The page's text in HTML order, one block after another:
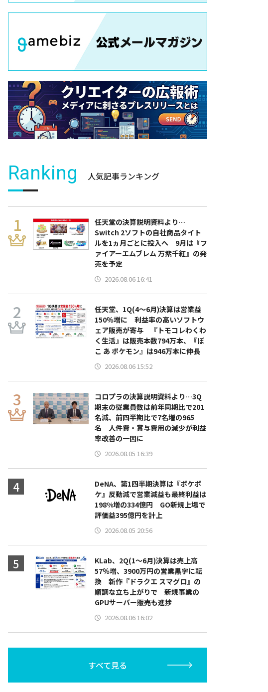
Ranking 人気記事ランキング
任天堂の決算説明資料より…
Switch 2ソフトの自社商品タイト
ルを1ヵ月ごとに投入へ 9月は『フ
ァイアーエムブレム 万紫千紅』の発
売を予定
2026.08.06 16:41
任天堂、1Q(4～6月)決算は営業益
150％増に 利益率の高いソフトウ
ェア販売が寄与 『トモコレわくわ
く生活』は販売本数794万本、『ぽ
こ あ ポケモン』は946万本に伸長
2026.08.06 15:52
コロプラの決算説明資料より…3Q
期末の従業員数は前年同期比で201
名減、前四半期比で7名増の965
名 人件費・賞与費用の減少が利益
率改善の一因に
2026.08.05 16:39
DeNA、第1四半期決算は『ポケポ
ケ』反動減で営業減益も最終利益は
198%増の334億円 GO新規上場で
評価益395億円を計上
2026.08.05 20:56
KLab、2Q(1～6月)決算は売上高
57％増、3900万円の営業黒字に転
換 新作『ドラクエ スマグロ』の
順調な立ち上がりで 新規事業の
GPUサーバー販売も進捗
2026.08.06 16:02
すべて見る